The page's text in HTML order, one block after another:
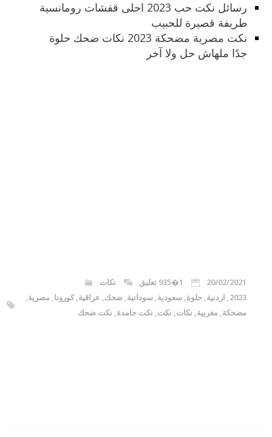
رسائل نكت حب 2023 احلى قفشات رومانسية
طريفة قصيرة للحبيب
نكت مصرية مضحكة 2023 نكات ضحك حلوة
جدًا ملهاش حل ولا آخر
20/02/2021 1�935 تعليق
نكات
2023 اردنية ,حلوة ,سعودية ,سودانية ,ضحك عراقية ,كورونا ,مصرية
مضحكة ,مغربية نكات نكت نكت جامدة نكت ضحك